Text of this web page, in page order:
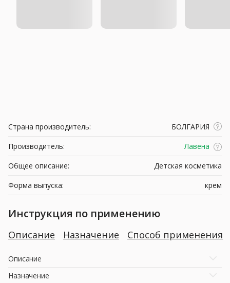
Страна производитель:
БОЛГАРИЯ
Производитель:
Лавена
Общее описание:
Детская косметика
Форма выпуска:
крем
Инструкция по применению
Описание Назначение Способ применения
Описание
Назначение